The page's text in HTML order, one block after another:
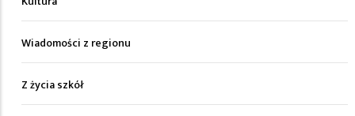
Wiadomości z regionu
Z życia szkół